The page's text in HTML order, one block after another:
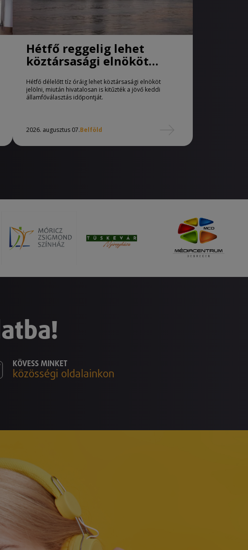
Hétfő reggelig lehet
köztársasági elnököt
Hétfő délelőtt tíz óráig lehet köztársasági elnököt
jelölni, miután hivatalosan is kitűzték a jövő keddi
államfőválasztás időpontját.
2026. augusztus 07.Belföld
KÖVESS MINKET
közösségi oldalainkon